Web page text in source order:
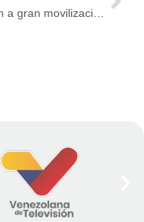
Convocan a gran movilización para el próximo 23 de Enero